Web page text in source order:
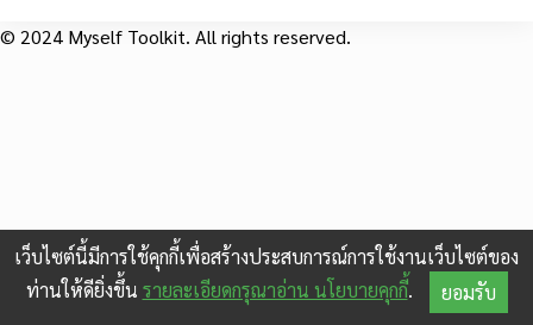
© 2024 Myself Toolkit. All rights reserved.
เว็บไซต์นี้มีการใช้คุกกี้เพื่อสร้างประสบการณ์การใช้งานเว็บไซต์ของ
ท่านให้ดียิ่งขึ้น รายละเอียดกรุณาอ่าน นโยบายคุกกี้. ยอมรับ